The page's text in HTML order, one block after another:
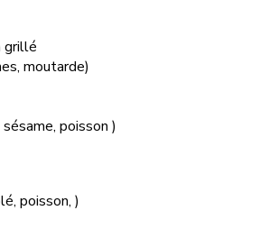
grillé
moutarde)
poisson )
poisson, )